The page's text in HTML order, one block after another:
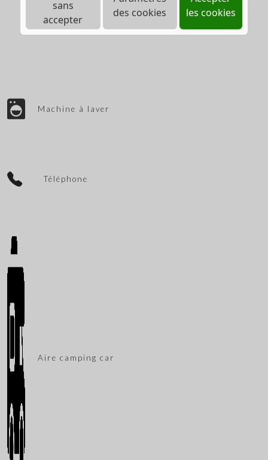
sans
accepter
des cookies
les cookies
Machine à laver
Téléphone
Aire camping car